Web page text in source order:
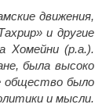
движения,
и другие
Хомейни (р.а.).
была высоко
общество было
и мысли.